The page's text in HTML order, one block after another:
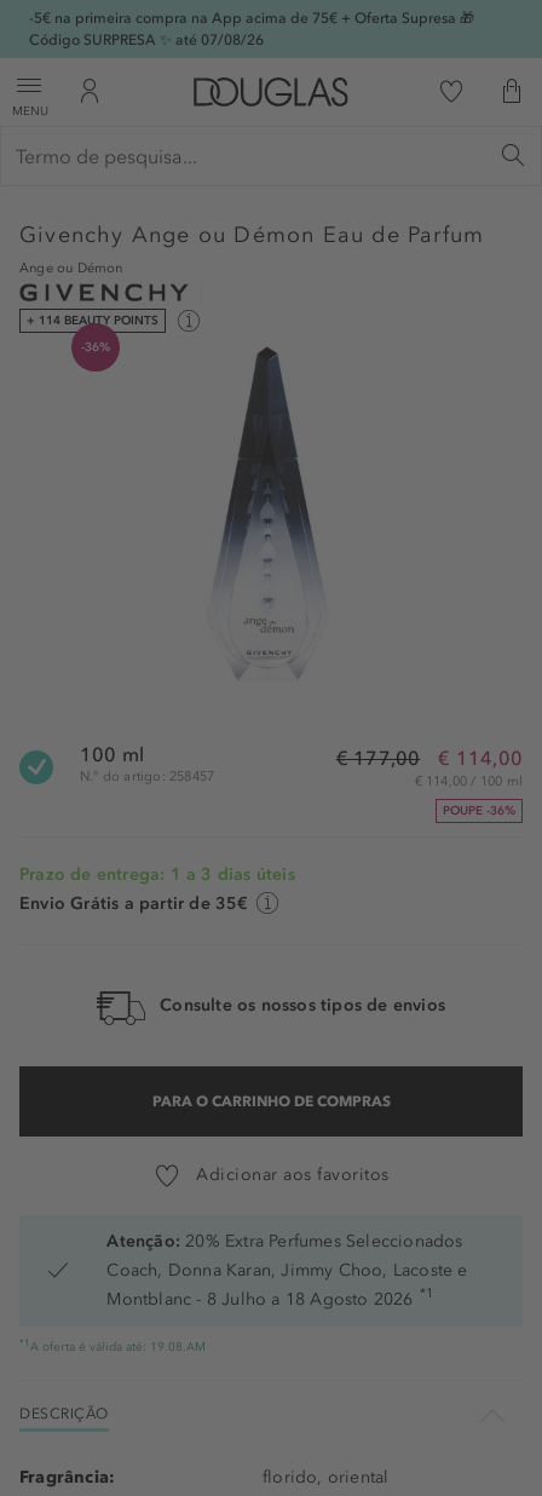
-5€ na primeira compra na App acima de 75€ + Oferta Supresa 🎁
Código SURPRESA ✨ até 07/08/26
MENU
Givenchy Ange ou Démon Eau de Parfum
Ange ou Démon
+ 114 BEAUTY POINTS
-36%
100 ml
N.° do artigo: 258457
€ 177,00 € 114,00
€ 114,00 / 100 ml
POUPE -36%
Prazo de entrega: 1 a 3 dias úteis
Envio Grátis a partir de 35€
Consulte os nossos tipos de envios
PARA O CARRINHO DE COMPRAS
Adicionar aos favoritos
Atenção: 20% Extra Perfumes Seleccionados
Coach, Donna Karan, Jimmy Choo, Lacoste e
Montblanc - 8 Julho a 18 Agosto 2026 *1
*1 A oferta é válida até: 19.08.AM
DESCRIÇÃO
Fragrância:
florido, oriental